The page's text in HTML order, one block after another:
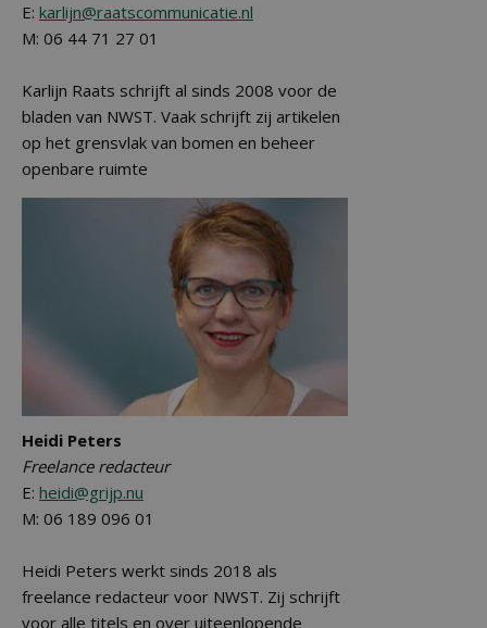
E: karlijn@raatscommunicatie.nl
M: 06 44 71 27 01
Karlijn Raats schrijft al sinds 2008 voor de
bladen van NWST. Vaak schrijft zij artikelen
op het grensvlak van bomen en beheer
openbare ruimte
Heidi Peters
Freelance redacteur
E: heidi@grijp.nu
M: 06 189 096 01
Heidi Peters werkt sinds 2018 als
freelance redacteur voor NWST. Zij schrijft
voor alle titels en over uiteenlopende